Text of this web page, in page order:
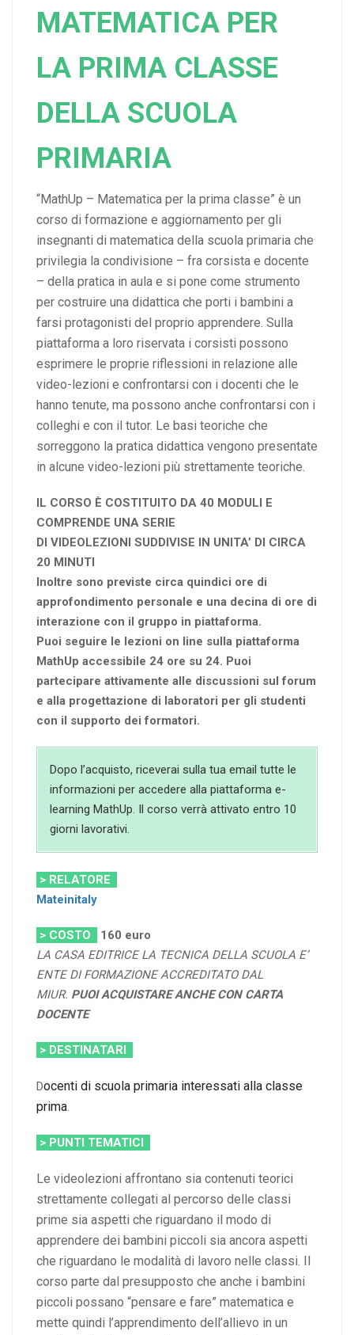
MATEMATICA PER
LA PRIMA CLASSE
DELLA SCUOLA
PRIMARIA
“MathUp – Matematica per la prima classe” è un
corso di formazione e aggiornamento per gli
insegnanti di matematica della scuola primaria che
privilegia la condivisione – fra corsista e docente
– della pratica in aula e si pone come strumento
per costruire una didattica che porti i bambini a
farsi protagonisti del proprio apprendere. Sulla
piattaforma a loro riservata i corsisti possono
esprimere le proprie riflessioni in relazione alle
video-lezioni e confrontarsi con i docenti che le
hanno tenute, ma possono anche confrontarsi con i
colleghi e con il tutor. Le basi teoriche che
sorreggono la pratica didattica vengono presentate
in alcune video-lezioni più strettamente teoriche.
IL CORSO È COSTITUITO DA 40 MODULI E
COMPRENDE UNA SERIE
DI VIDEOLEZIONI SUDDIVISE IN UNITA’ DI CIRCA
20 MINUTI
Inoltre sono previste circa quindici ore di
approfondimento personale e una decina di ore di
interazione con il gruppo in piattaforma.
Puoi seguire le lezioni on line sulla piattaforma
MathUp accessibile 24 ore su 24. Puoi
partecipare attivamente alle discussioni sul forum
e alla progettazione di laboratori per gli studenti
con il supporto dei formatori.
Dopo l’acquisto, riceverai sulla tua email tutte le
informazioni per accedere alla piattaforma e-
learning MathUp. Il corso verrà attivato entro 10
giorni lavorativi.
> RELATORE
Mateinitaly
> COSTO 160 euro
LA CASA EDITRICE LA TECNICA DELLA SCUOLA E’
ENTE DI FORMAZIONE ACCREDITATO DAL
MIUR. PUOI ACQUISTARE ANCHE CON CARTA
DOCENTE
> DESTINATARI
Docenti di scuola primaria interessati alla classe
prima.
> PUNTI TEMATICI
Le videolezioni affrontano sia contenuti teorici
strettamente collegati al percorso delle classi
prime sia aspetti che riguardano il modo di
apprendere dei bambini piccoli sia ancora aspetti
che riguardano le modalità di lavoro nelle classi. Il
corso parte dal presupposto che anche i bambini
piccoli possano “pensare e fare” matematica e
mette quindi l’apprendimento dell’allievo in un